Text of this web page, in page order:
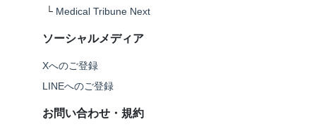
└ Medical Tribune Next
ソーシャルメディア
Xへのご登録
LINEへのご登録
お問い合わせ・規約